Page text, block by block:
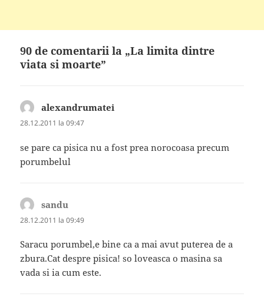
90 de comentarii la „La limita dintre
viata si moarte”
alexandrumatei
28.12.2011 la 09:47
se pare ca pisica nu a fost prea norocoasa precum
porumbelul
sandu
28.12.2011 la 09:49
Saracu porumbel,e bine ca a mai avut puterea de a
zbura.Cat despre pisica! so loveasca o masina sa
vada si ia cum este.